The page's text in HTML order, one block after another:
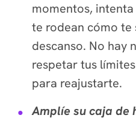
momentos,
te rodean cómo te
descanso. No hay
respetar tus
para reajustarte.
Amplíe su caja de